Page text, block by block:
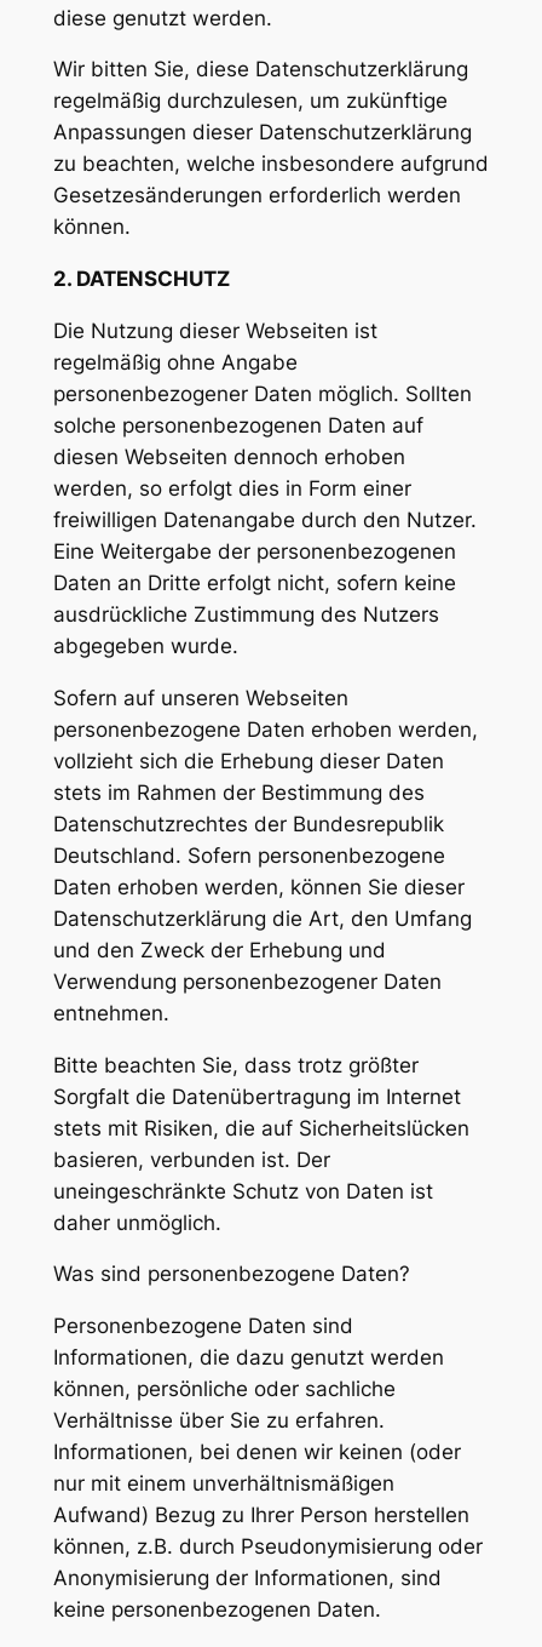
diese genutzt werden.
Wir bitten Sie, diese Datenschutzerklärung
regelmäßig durchzulesen, um zukünftige
Anpassungen dieser Datenschutzerklärung
zu beachten, welche insbesondere aufgrund
Gesetzesänderungen erforderlich werden
können.
2. DATENSCHUTZ
Die Nutzung dieser Webseiten ist
regelmäßig ohne Angabe
personenbezogener Daten möglich. Sollten
solche personenbezogenen Daten auf
diesen Webseiten dennoch erhoben
werden, so erfolgt dies in Form einer
freiwilligen Datenangabe durch den Nutzer.
Eine Weitergabe der personenbezogenen
Daten an Dritte erfolgt nicht, sofern keine
ausdrückliche Zustimmung des Nutzers
abgegeben wurde.
Sofern auf unseren Webseiten
personenbezogene Daten erhoben werden,
vollzieht sich die Erhebung dieser Daten
stets im Rahmen der Bestimmung des
Datenschutzrechtes der Bundesrepublik
Deutschland. Sofern personenbezogene
Daten erhoben werden, können Sie dieser
Datenschutzerklärung die Art, den Umfang
und den Zweck der Erhebung und
Verwendung personenbezogener Daten
entnehmen.
Bitte beachten Sie, dass trotz größter
Sorgfalt die Datenübertragung im Internet
stets mit Risiken, die auf Sicherheitslücken
basieren, verbunden ist. Der
uneingeschränkte Schutz von Daten ist
daher unmöglich.
Was sind personenbezogene Daten?
Personenbezogene Daten sind
Informationen, die dazu genutzt werden
können, persönliche oder sachliche
Verhältnisse über Sie zu erfahren.
Informationen, bei denen wir keinen (oder
nur mit einem unverhältnismäßigen
Aufwand) Bezug zu Ihrer Person herstellen
können, z.B. durch Pseudonymisierung oder
Anonymisierung der Informationen, sind
keine personenbezogenen Daten.